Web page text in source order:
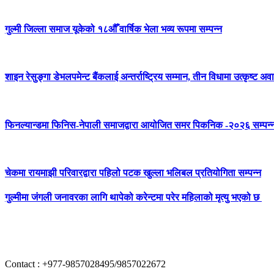
गुल्मी जिल्ला समाज यूकेको १८औँ वार्षिक भेला भव्य रूपमा सम्पन्न
शाइन रेसुङ्गा डेभलपमेन्ट बैंकलाई अन्तर्राष्ट्रिय सम्मान, तीन विधामा उत्कृष्ट
फिनल्यान्डमा फिनिस-नेपाली समाजद्वारा आयोजित समर पिकनिक -२०२६
चेकमा रायमाझी परिवारद्वारा पहिलो पटक खुल्ला भलिबल प्रतियोगिता सम्पन्न
गुल्मीमा जंगली जनावरका लागि थापेको करेन्टमा परेर महिलाको मृत्यु भएको छ
Contact : +977-9857028495/9857022672